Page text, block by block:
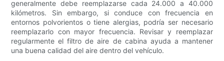
generalmente debe reemplazarse cada 24.000 a 40.000
kilómetros. Sin embargo, si conduce con frecuencia en
entornos polvorientos o tiene alergias, podría ser necesario
reemplazarlo con mayor frecuencia. Revisar y reemplazar
regularmente el filtro de aire de cabina ayuda a mantener
una buena calidad del aire dentro del vehículo.